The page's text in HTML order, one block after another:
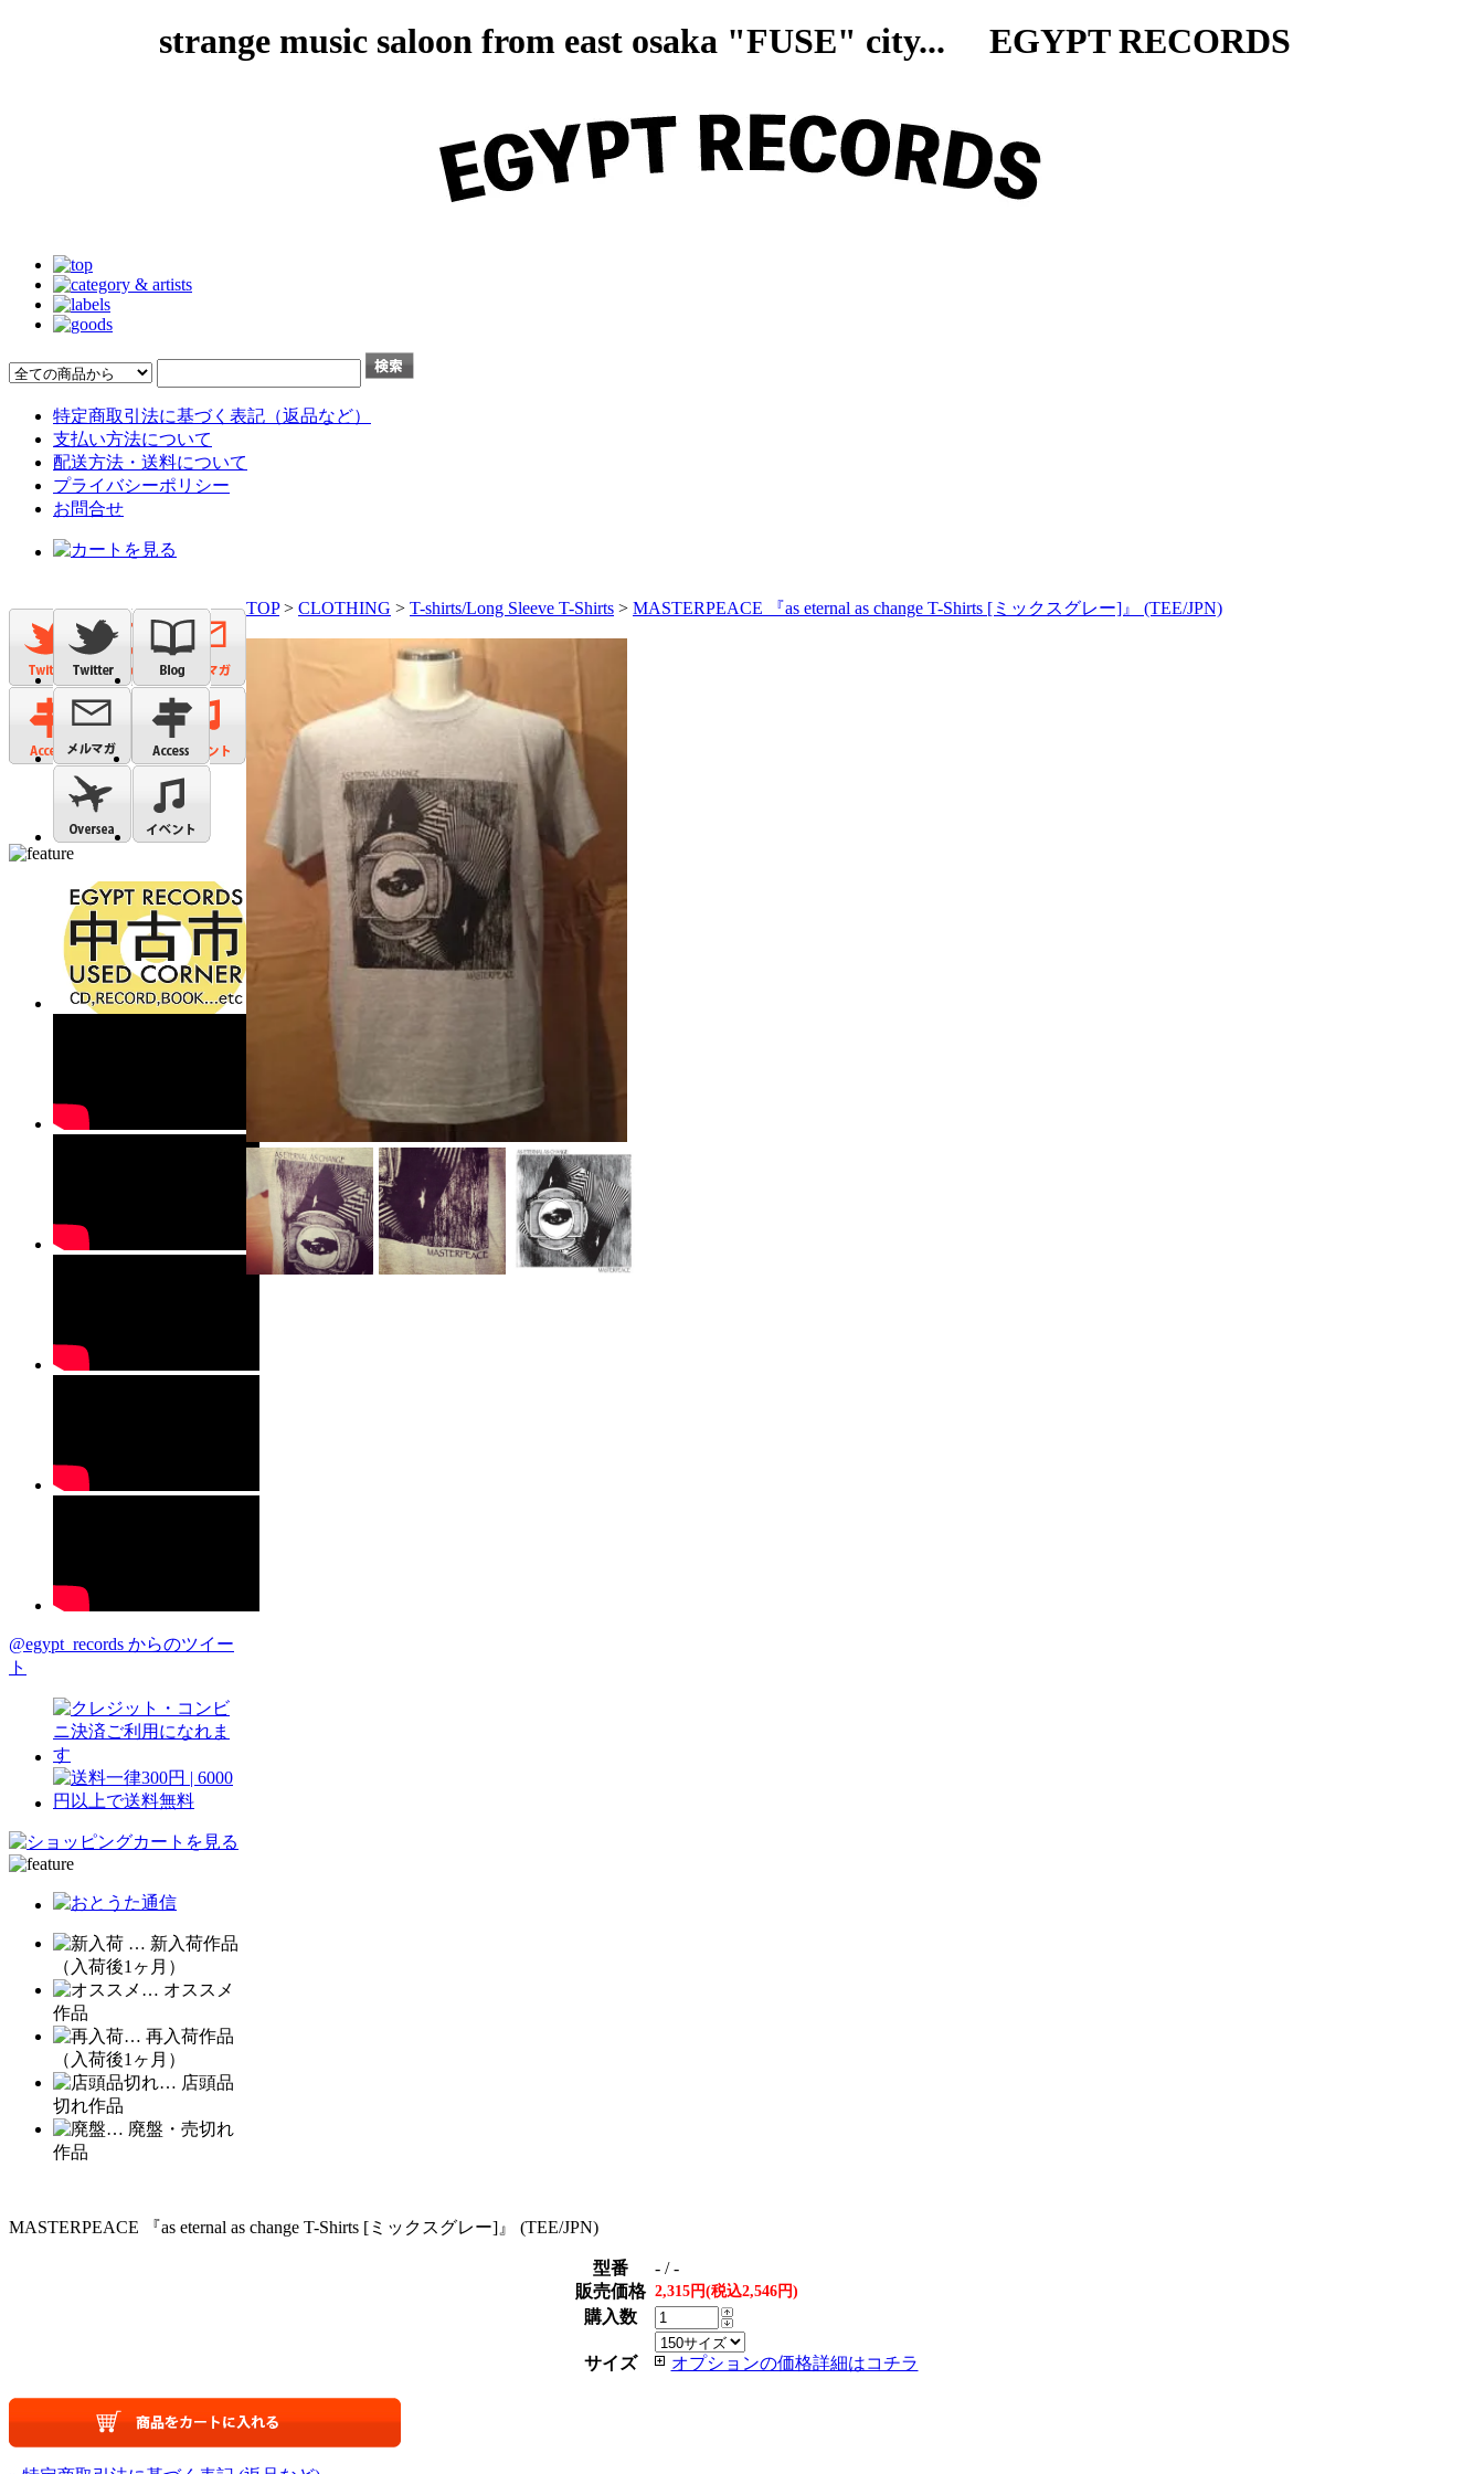
strange music saloon from east osaka "FUSE" city... EGYPT RECORDS
特定商取引法に基づく表記（返品など）
支払い方法について
配送方法・送料について
プライバシーポリシー
お問合せ
@egypt_records からのツイー
ト
… 新入荷作品
（入荷後1ヶ月）
… オススメ
作品
… 再入荷作品
（入荷後1ヶ月）
… 店頭品
切れ作品
… 廃盤・売切れ
作品
TOP> CLOTHING > T-shirts/Long Sleeve T-Shirts > MASTERPEACE 『as eternal as change T-Shirts [ミックスグレー]』 (TEE/JPN)
MASTERPEACE 『as eternal as change T-Shirts [ミックスグレー]』 (TEE/JPN)
型番
- / -
販売価格 2,315円(税込2,546円)
購入数
サイズ オプションの価格詳細はコチラ